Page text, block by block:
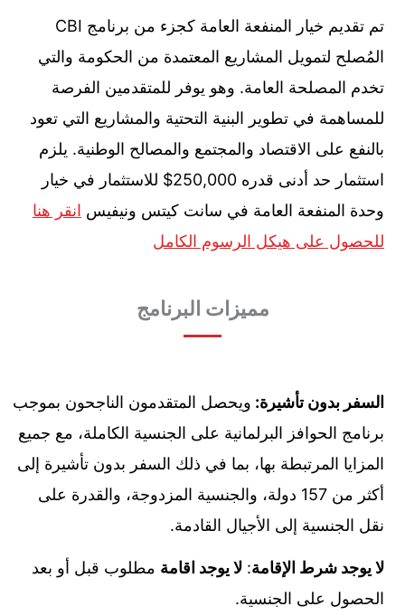
تم تقديم خيار المنفعة العامة كجزء من برنامج CBI
المُصلح لتمويل المشاريع المعتمدة من الحكومة والتي
تخدم المصلحة العامة. وهو يوفر للمتقدمين الفرصة
للمساهمة في تطوير البنية التحتية والمشاريع التي تعود
بالنفع على الاقتصاد والمجتمع والمصالح الوطنية. يلزم
استثمار حد أدنى قدره 250,000$ للاستثمار في خيار
وحدة المنفعة العامة في سانت كيتس ونيفيس انقر هنا
للحصول على هيكل الرسوم الكامل
مميزات البرنامج
السفر بدون تأشيرة: ويحصل المتقدمون الناجحون بموجب
برنامج الحوافز البرلمانية على الجنسية الكاملة، مع جميع
المزايا المرتبطة بها، بما في ذلك السفر بدون تأشيرة إلى
أكثر من 157 دولة، والجنسية المزدوجة، والقدرة على
نقل الجنسية إلى الأجيال القادمة.
لا يوجد شرط الإقامة: لا يوجد اقامةمطلوب قبل أو بعد
الحصول على الجنسية.